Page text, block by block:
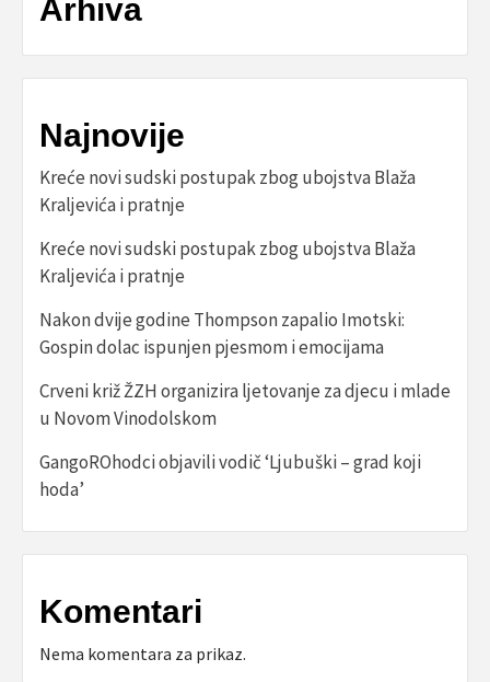
Arhiva
Najnovije
Kreće novi sudski postupak zbog ubojstva Blaža
Kraljevića i pratnje
Kreće novi sudski postupak zbog ubojstva Blaža
Kraljevića i pratnje
Nakon dvije godine Thompson zapalio Imotski:
Gospin dolac ispunjen pjesmom i emocijama
Crveni križ ŽZH organizira ljetovanje za djecu i mlade
u Novom Vinodolskom
GangoROhodci objavili vodič ‘Ljubuški – grad koji
hoda’
Komentari
Nema komentara za prikaz.